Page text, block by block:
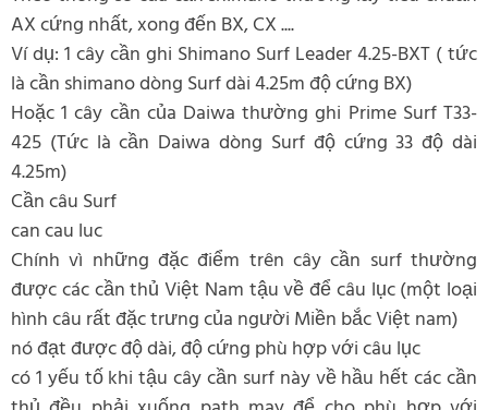
AX cứng nhất, xong đến BX, CX ....
Ví dụ: 1 cây cần ghi Shimano Surf Leader 4.25-BXT ( tức
là cần shimano dòng Surf dài 4.25m độ cứng BX)
Hoặc 1 cây cần của Daiwa thường ghi Prime Surf T33-
425 (Tức là cần Daiwa dòng Surf độ cứng 33 độ dài
4.25m)
Cần câu Surf
can cau luc
Chính vì những đặc điểm trên cây cần surf thường
được các cần thủ Việt Nam tậu về để câu lục (một loại
hình câu rất đặc trưng của người Miền bắc Việt nam)
nó đạt được độ dài, độ cứng phù hợp với câu lục
có 1 yếu tố khi tậu cây cần surf này về hầu hết các cần